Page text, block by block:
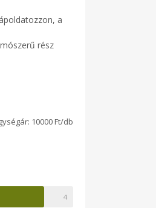
a
rész
10000 Ft/db
4